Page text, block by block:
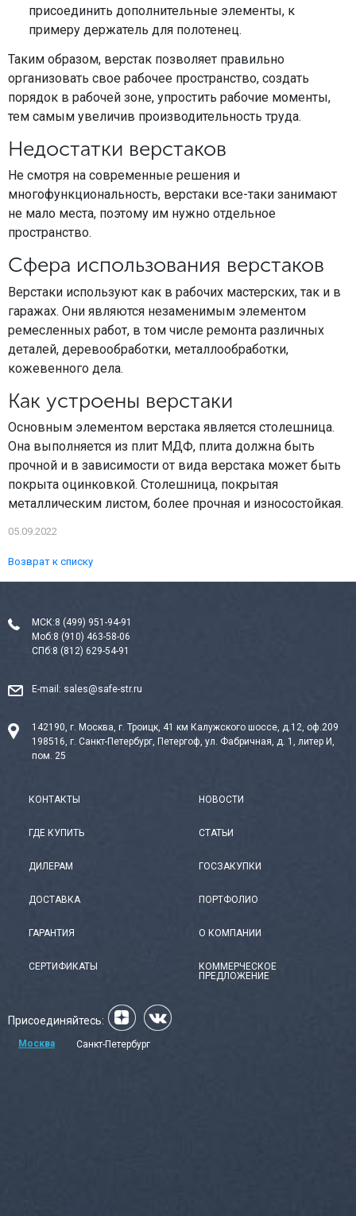
присоединить дополнительные элементы, к
примеру держатель для полотенец.
Таким образом, верстак позволяет правильно
организовать свое рабочее пространство, создать
порядок в рабочей зоне, упростить рабочие моменты,
тем самым увеличив производительность труда.
Недостатки верстаков
Не смотря на современные решения и
многофункциональность, верстаки все-таки занимают
не мало места, поэтому им нужно отдельное
пространство.
Сфера использования верстаков
Верстаки используют как в рабочих мастерских, так и в
гаражах. Они являются незаменимым элементом
ремесленных работ, в том числе ремонта различных
деталей, деревообработки, металлообработки,
кожевенного дела.
Как устроены верстаки
Основным элементом верстака является столешница.
Она выполняется из плит МДФ, плита должна быть
прочной и в зависимости от вида верстака может быть
покрыта оцинковкой. Столешница, покрытая
металлическим листом, более прочная и износостойкая.
05.09.2022
Возврат к списку
МСК:8 (499) 951-94-91
Моб:8 (910) 463-58-06
СПб:8 (812) 629-54-91
E-mail: sales@safe-str.ru
142190, г. Москва, г. Троицк, 41 км Калужского шоссе, д.12, оф.209
198516, г. Санкт-Петербург, Петергоф, ул. Фабричная, д. 1, литер И,
пом. 25
КОНТАКТЫ
ГДЕ КУПИТЬ
ДИЛЕРАМ
ДОСТАВКА
ГАРАНТИЯ
СЕРТИФИКАТЫ
НОВОСТИ
СТАТЬИ
ГОСЗАКУПКИ
ПОРТФОЛИО
О КОМПАНИИ
КОММЕРЧЕСКОЕ
ПРЕДЛОЖЕНИЕ
Присоединяйтесь:
Москва Санкт-Петербург